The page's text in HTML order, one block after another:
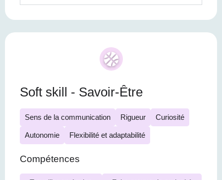
Soft skill - Savoir-Être
Sens de la communication Rigueur Curiosité
Autonomie Flexibilité et adaptabilité
Compétences